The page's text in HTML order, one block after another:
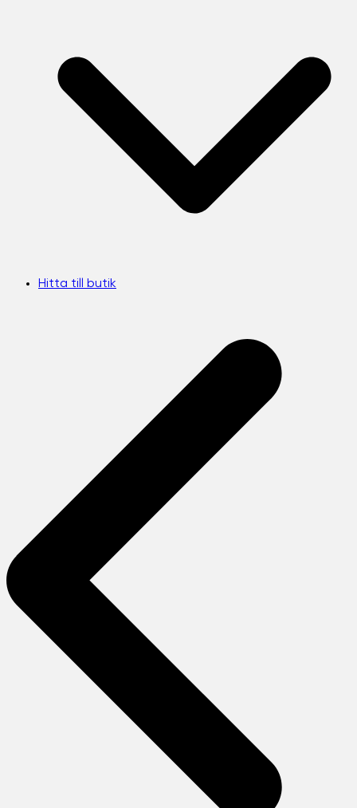
Hitta till butik